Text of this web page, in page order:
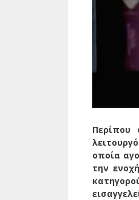
Περίπου
οποία
την